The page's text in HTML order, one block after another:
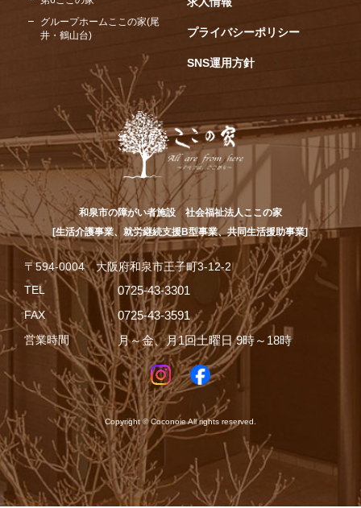
グループホームここの家(尾
井・鶴山台)
プライバシーポリシー
SNS運用方針
和泉市の障がい者施設 社会福祉法人ここの家
[生活介護事業、就労継続支援B型事業、共同生活援助事業]
〒594-0004 大阪府和泉市王子町3-12-2
TEL
0725-43-3301
FAX 0725-43-3591
営業時間 月～金、月1回土曜日 9時～18時
Copyright © Coconoie All rights reserved.